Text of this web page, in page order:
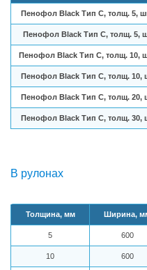
Пенофол Black Тип C, толщ. 5,
Пенофол Black Тип C, толщ. 5,
Пенофол Black Тип C, толщ. 10,
Пенофол Black Тип C, толщ. 10,
Пенофол Black Тип C, толщ. 20,
Пенофол Black Тип C, толщ. 30,
В рулонах
Толщина, мм Ширина,
5 600
10 600